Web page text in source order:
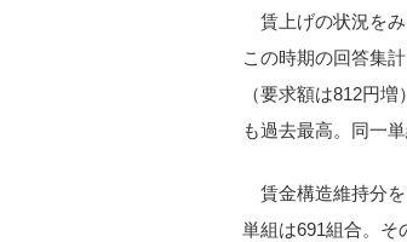
賃上げの状況を
この時期の回答集
（要求額は812円
も過去最高。同一
賃金構造維持分
単組は691組合。そ